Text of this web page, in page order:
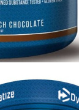
ДИЕТИЧЕСКОЕ